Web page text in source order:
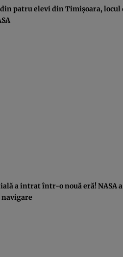
patru elevi din Timişoara,
a intrat într-o nouă eră! NASA